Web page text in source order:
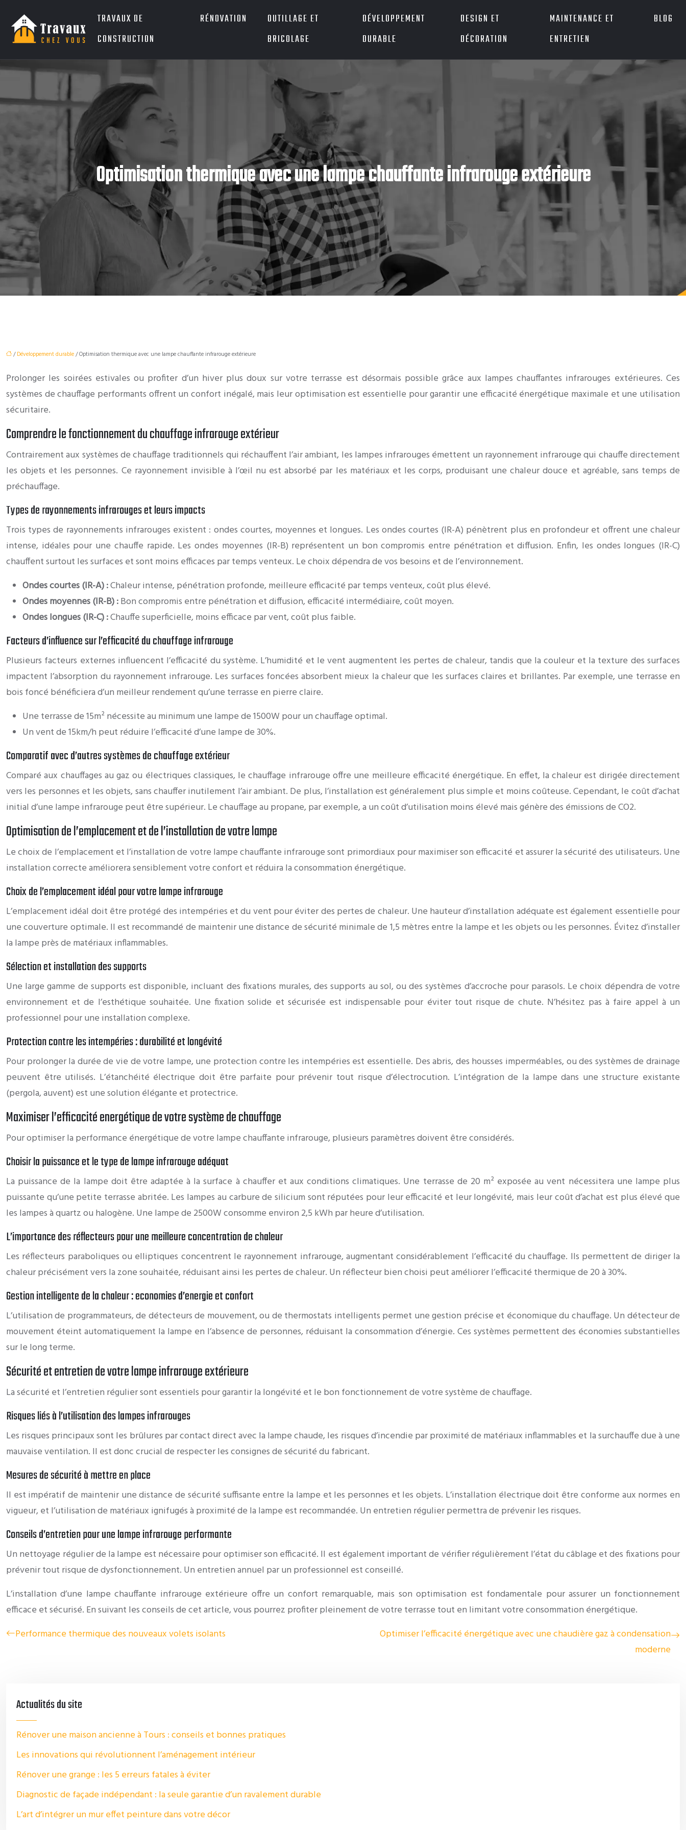
TRAVAUX DE
CONSTRUCTION
RÉNOVATION
OUTILLAGE ET
BRICOLAGE
DÉVELOPPEMENT
DURABLE
DESIGN ET
DÉCORATION
MAINTENANCE ET
ENTRETIEN
BLOG
Optimisation thermique avec une lampe chauffante infrarouge extérieure
/Développement durable/ Optimisation thermique avec une lampe chauffante infrarouge extérieure
Prolonger les soirées estivales ou profiter d’un hiver plus doux sur votre terrasse est désormais possible grâce aux lampes chauffantes infrarouges extérieures. Ces
systèmes de chauffage performants offrent un confort inégalé, mais leur optimisation est essentielle pour garantir une efficacité énergétique maximale et une utilisation
sécuritaire.
Comprendre le fonctionnement du chauffage infrarouge extérieur
Contrairement aux systèmes de chauffage traditionnels qui réchauffent l’air ambiant, les lampes infrarouges émettent un rayonnement infrarouge qui chauffe directement
les objets et les personnes. Ce rayonnement invisible à l’œil nu est absorbé par les matériaux et les corps, produisant une chaleur douce et agréable, sans temps de
préchauffage.
Types de rayonnements infrarouges et leurs impacts
Trois types de rayonnements infrarouges existent : ondes courtes, moyennes et longues. Les ondes courtes (IR-A) pénètrent plus en profondeur et offrent une chaleur
intense, idéales pour une chauffe rapide. Les ondes moyennes (IR-B) représentent un bon compromis entre pénétration et diffusion. Enfin, les ondes longues (IR-C)
chauffent surtout les surfaces et sont moins efficaces par temps venteux. Le choix dépendra de vos besoins et de l’environnement.
Ondes courtes (IR-A) :Chaleur intense, pénétration profonde, meilleure efficacité par temps venteux, coût plus élevé.
Ondes moyennes (IR-B) :Bon compromis entre pénétration et diffusion, efficacité intermédiaire, coût moyen.
Ondes longues (IR-C) :Chauffe superficielle, moins efficace par vent, coût plus faible.
Facteurs d’influence sur l’efficacité du chauffage infrarouge
Plusieurs facteurs externes influencent l’efficacité du système. L’humidité et le vent augmentent les pertes de chaleur, tandis que la couleur et la texture des surfaces
impactent l’absorption du rayonnement infrarouge. Les surfaces foncées absorbent mieux la chaleur que les surfaces claires et brillantes. Par exemple, une terrasse en
bois foncé bénéficiera d’un meilleur rendement qu’une terrasse en pierre claire.
Une terrasse de 15m² nécessite au minimum une lampe de 1500W pour un chauffage optimal.
Un vent de 15km/h peut réduire l’efficacité d’une lampe de 30%.
Comparatif avec d’autres systèmes de chauffage extérieur
Comparé aux chauffages au gaz ou électriques classiques, le chauffage infrarouge offre une meilleure efficacité énergétique. En effet, la chaleur est dirigée directement
vers les personnes et les objets, sans chauffer inutilement l’air ambiant. De plus, l’installation est généralement plus simple et moins coûteuse. Cependant, le coût d’achat
initial d’une lampe infrarouge peut être supérieur. Le chauffage au propane, par exemple, a un coût d’utilisation moins élevé mais génère des émissions de CO2.
Optimisation de l’emplacement et de l’installation de votre lampe
Le choix de l’emplacement et l’installation de votre lampe chauffante infrarouge sont primordiaux pour maximiser son efficacité et assurer la sécurité des utilisateurs. Une
installation correcte améliorera sensiblement votre confort et réduira la consommation énergétique.
Choix de l’emplacement idéal pour votre lampe infrarouge
L’emplacement idéal doit être protégé des intempéries et du vent pour éviter des pertes de chaleur. Une hauteur d’installation adéquate est également essentielle pour
une couverture optimale. Il est recommandé de maintenir une distance de sécurité minimale de 1,5 mètres entre la lampe et les objets ou les personnes. Évitez d’installer
la lampe près de matériaux inflammables.
Sélection et installation des supports
Une large gamme de supports est disponible, incluant des fixations murales, des supports au sol, ou des systèmes d’accroche pour parasols. Le choix dépendra de votre
environnement et de l’esthétique souhaitée. Une fixation solide et sécurisée est indispensable pour éviter tout risque de chute. N’hésitez pas à faire appel à un
professionnel pour une installation complexe.
Protection contre les intempéries : durabilité et longévité
Pour prolonger la durée de vie de votre lampe, une protection contre les intempéries est essentielle. Des abris, des housses imperméables, ou des systèmes de drainage
peuvent être utilisés. L’étanchéité électrique doit être parfaite pour prévenir tout risque d’électrocution. L’intégration de la lampe dans une structure existante
(pergola, auvent) est une solution élégante et protectrice.
Maximiser l’efficacité energétique de votre système de chauffage
Pour optimiser la performance énergétique de votre lampe chauffante infrarouge, plusieurs paramètres doivent être considérés.
Choisir la puissance et le type de lampe infrarouge adéquat
La puissance de la lampe doit être adaptée à la surface à chauffer et aux conditions climatiques. Une terrasse de 20 m² exposée au vent nécessitera une lampe plus
puissante qu’une petite terrasse abritée. Les lampes au carbure de silicium sont réputées pour leur efficacité et leur longévité, mais leur coût d’achat est plus élevé que
les lampes à quartz ou halogène. Une lampe de 2500W consomme environ 2,5 kWh par heure d’utilisation.
L’importance des réflecteurs pour une meilleure concentration de chaleur
Les réflecteurs paraboliques ou elliptiques concentrent le rayonnement infrarouge, augmentant considérablement l’efficacité du chauffage. Ils permettent de diriger la
chaleur précisément vers la zone souhaitée, réduisant ainsi les pertes de chaleur. Un réflecteur bien choisi peut améliorer l’efficacité thermique de 20 à 30%.
Gestion intelligente de la chaleur : economies d’energie et confort
L’utilisation de programmateurs, de détecteurs de mouvement, ou de thermostats intelligents permet une gestion précise et économique du chauffage. Un détecteur de
mouvement éteint automatiquement la lampe en l’absence de personnes, réduisant la consommation d’énergie. Ces systèmes permettent des économies substantielles
sur le long terme.
Sécurité et entretien de votre lampe infrarouge extérieure
La sécurité et l’entretien régulier sont essentiels pour garantir la longévité et le bon fonctionnement de votre système de chauffage.
Risques liés à l’utilisation des lampes infrarouges
Les risques principaux sont les brûlures par contact direct avec la lampe chaude, les risques d’incendie par proximité de matériaux inflammables et la surchauffe due à une
mauvaise ventilation. Il est donc crucial de respecter les consignes de sécurité du fabricant.
Mesures de sécurité à mettre en place
Il est impératif de maintenir une distance de sécurité suffisante entre la lampe et les personnes et les objets. L’installation électrique doit être conforme aux normes en
vigueur, et l’utilisation de matériaux ignifugés à proximité de la lampe est recommandée. Un entretien régulier permettra de prévenir les risques.
Conseils d’entretien pour une lampe infrarouge performante
Un nettoyage régulier de la lampe est nécessaire pour optimiser son efficacité. Il est également important de vérifier régulièrement l’état du câblage et des fixations pour
prévenir tout risque de dysfonctionnement. Un entretien annuel par un professionnel est conseillé.
L’installation d’une lampe chauffante infrarouge extérieure offre un confort remarquable, mais son optimisation est fondamentale pour assurer un fonctionnement
efficace et sécurisé. En suivant les conseils de cet article, vous pourrez profiter pleinement de votre terrasse tout en limitant votre consommation énergétique.
Performance thermique des nouveaux volets isolants
Optimiser l’efficacité énergétique avec une chaudière gaz à condensation
moderne
Actualités du site
Rénover une maison ancienne à Tours : conseils et bonnes pratiques
Les innovations qui révolutionnent l’aménagement intérieur
Rénover une grange : les 5 erreurs fatales à éviter
Diagnostic de façade indépendant : la seule garantie d’un ravalement durable
L’art d’intégrer un mur effet peinture dans votre décor